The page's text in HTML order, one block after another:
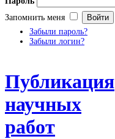
Запомнить меня
Забыли пароль?
Забыли логин?
Публикация
научных
работ